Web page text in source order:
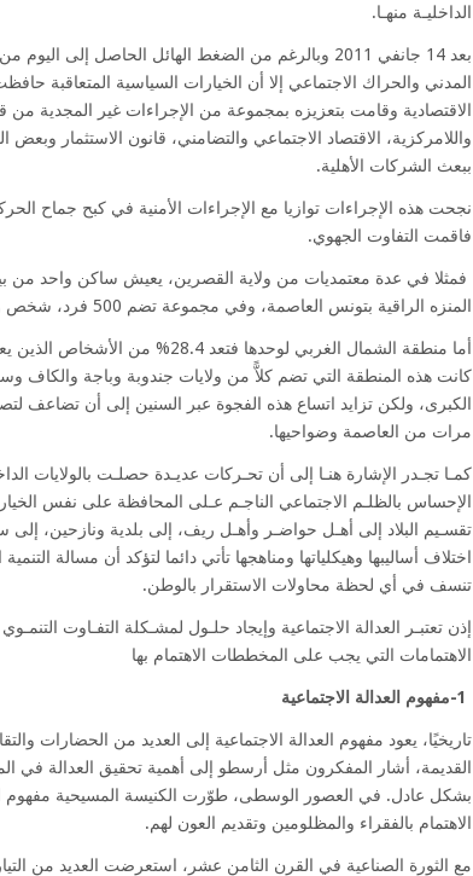
الداخليـة منهـا.
بعد 14 جانفي 2011 وبالرغم من الضغط الهائل الحاصل
المدني والحراك الاجتماعي إلا أن الخيارات السياسية المتعاقبة
الاقتصادية وقامت بتعزيزه بمجموعة من الإجراءات غير المجدية من
واللامركزية، الاقتصاد الاجتماعي والتضامني، قانون الاستثمار
ببعث الشركات الأهلية.
نجحت هذه الإجراءات توازيا مع الإجراءات الأمنية في كبح جماح
فاقمت التفاوت الجهوي.
فمثلا في عدة معتمديات من ولاية القصرين، يعيش ساكن واحد من
المنزه الراقية بتونس العاصمة، وفي مجموعة تضم 500 فرد، شخص واحد فقط يُعتبر فقيرا.
كانت هذه المنطقة التي تضم كلاًّ من ولايات جندوبة وباجة والكاف
الكبرى، ولكن تزايد اتساع هذه الفجوة عبر السنين إلى أن تضاعف
مرات من العاصمة وضواحيها.
الإحساس بالظلـم الاجتماعي الناجـم عـلى المحافظة على نفس
تقسـيم البلاد إلى أهـل حواضـر وأهـل ريف، إلى بلدية ونازحين،
اختلاف أساليبها وهيكلياتها ومناهجها تأتي دائما لتؤكد أن مسالة
تنسف في أي لحظة محاولات الاستقرار بالوطن.
إذن تعتبـر العدالة الاجتماعية وإيجاد حلـول لمشـكلة التفـاوت
الاهتمامات التي يجب على المخططات الاهتمام بها
1-مفهوم العدالة الاجتماعية
تاريخيًا، يعود مفهوم العدالة الاجتماعية إلى العديد من الحضارات
القديمة، أشار المفكرون مثل أرسطو إلى أهمية تحقيق العدالة في
بشكل عادل. في العصور الوسطى، طوّرت الكنيسة المسيحية مفهوم
الاهتمام بالفقراء والمظلومين وتقديم العون لهم.
مع الثورة الصناعية في القرن الثامن عشر، استعرضت العديد من